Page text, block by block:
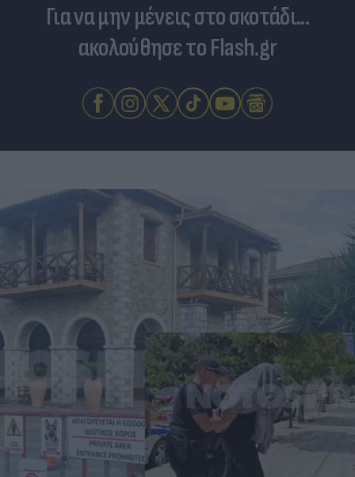
Για να μην μένεις στο σκοτάδι...
ακολούθησε το Flash.gr